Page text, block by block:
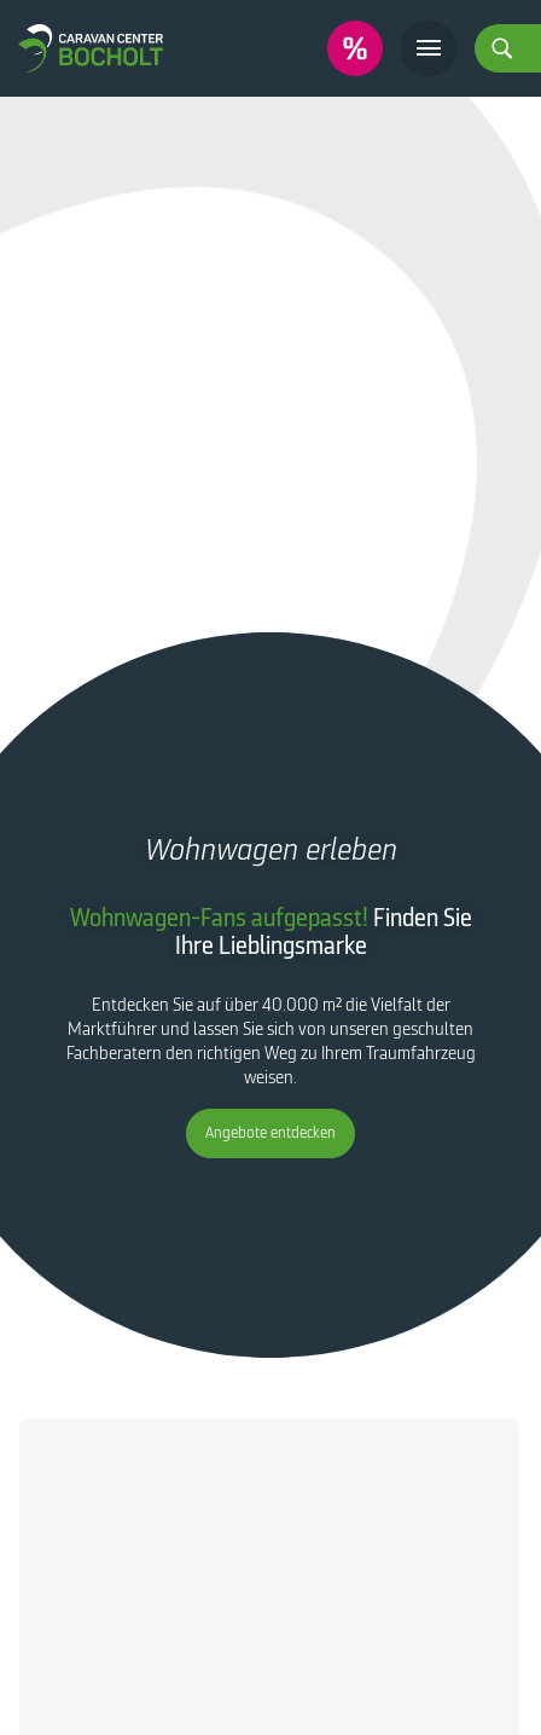
Wohnwagen erleben
Wohnwagen-Fans aufgepasst! Finden Sie
Ihre Lieblingsmarke
Entdecken Sie auf über 40.000 m² die Vielfalt der
Marktführer und lassen Sie sich von unseren geschulten
Fachberatern den richtigen Weg zu Ihrem Traumfahrzeug
weisen.
Angebote entdecken